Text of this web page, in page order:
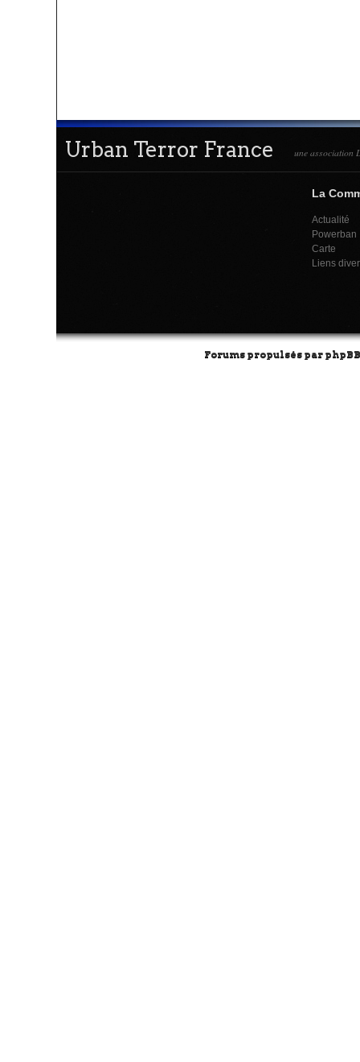
Urban Terror France une association
La
Actualité
Powerban
Carte
Liens
Forums propulsés par phpBB